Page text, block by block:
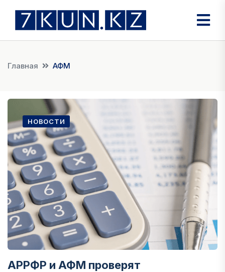
Главная АФМ
НОВОСТИ
АРРФР и АФМ проверят